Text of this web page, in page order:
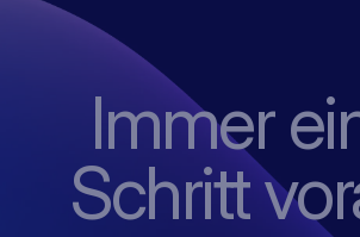
Immer
Schritt